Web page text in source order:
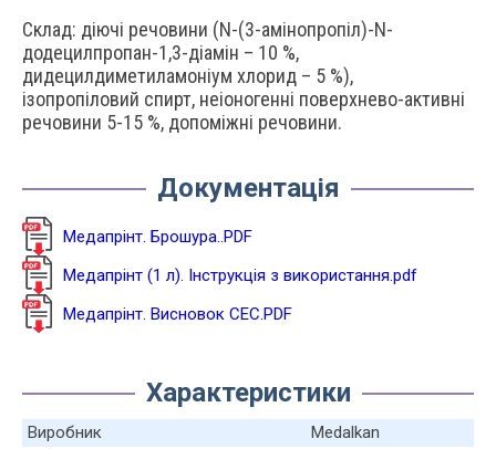
Склад: діючі речовини (N-(3-амінопропіл)-N-
додецилпропан-1,3-діамін – 10 %,
дидецилдиметиламоніум хлорид – 5 %),
ізопропіловий спирт, неіоногенні поверхнево-активні
речовини 5-15 %, допоміжні речовини.
Документація
Медапрінт. Брошура..PDF
Медапрінт (1 л). Інструкція з використання.pdf
Медапрінт. Висновок СЕС.PDF
Характеристики
Виробник
Medalkan